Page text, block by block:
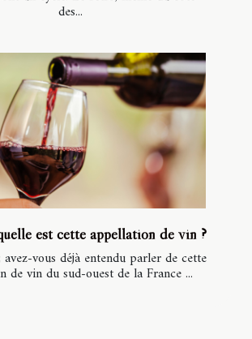
des...
est cette appellation de vin ?
vous déjà entendu parler de cette
de vin du sud-ouest de la France ...